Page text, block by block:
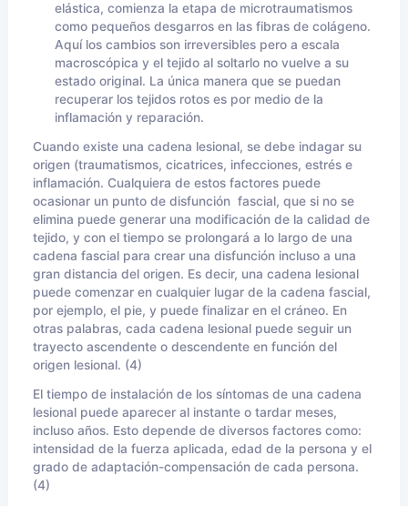
elástica, comienza la etapa de microtraumatismos
como pequeños desgarros en las fibras de colágeno.
Aquí los cambios son irreversibles pero a escala
macroscópica y el tejido al soltarlo no vuelve a su
estado original. La única manera que se puedan
recuperar los tejidos rotos es por medio de la
inflamación y reparación.
Cuando existe una cadena lesional, se debe indagar su
origen (traumatismos, cicatrices, infecciones, estrés e
inflamación. Cualquiera de estos factores puede
ocasionar un punto de disfunción fascial, que si no se
elimina puede generar una modificación de la calidad de
tejido, y con el tiempo se prolongará a lo largo de una
cadena fascial para crear una disfunción incluso a una
gran distancia del origen. Es decir, una cadena lesional
puede comenzar en cualquier lugar de la cadena fascial,
por ejemplo, el pie, y puede finalizar en el cráneo. En
otras palabras, cada cadena lesional puede seguir un
trayecto ascendente o descendente en función del
origen lesional. (4)
El tiempo de instalación de los síntomas de una cadena
lesional puede aparecer al instante o tardar meses,
incluso años. Esto depende de diversos factores como:
intensidad de la fuerza aplicada, edad de la persona y el
grado de adaptación-compensación de cada persona.
(4)